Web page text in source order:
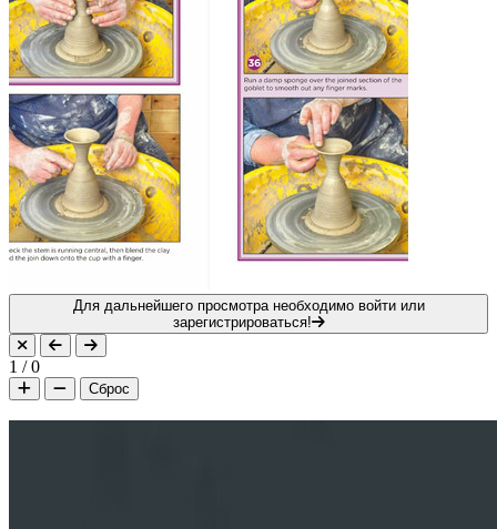
Для дальнейшего просмотра необходимо войти или
зарегистрироваться!
1 /0
Сброс